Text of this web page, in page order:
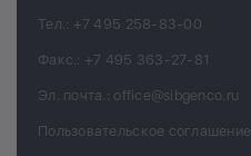
Тел.: +7 495 258-83-00
Факс.: +7 495 363-27-81
Эл. почта.: office@sibgenco.ru
Пользовательское соглашение